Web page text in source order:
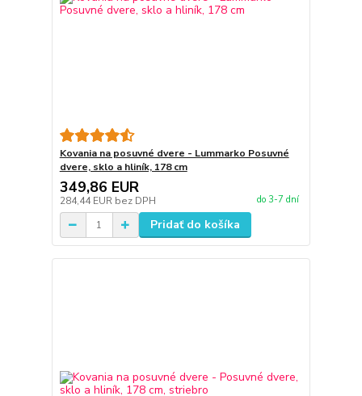
Kovania na posuvné dvere - Lummarko Posuvné
dvere, sklo a hliník, 178 cm
349,86 EUR
284,44 EUR bez DPH do 3-7 dní
Pridať do košíka